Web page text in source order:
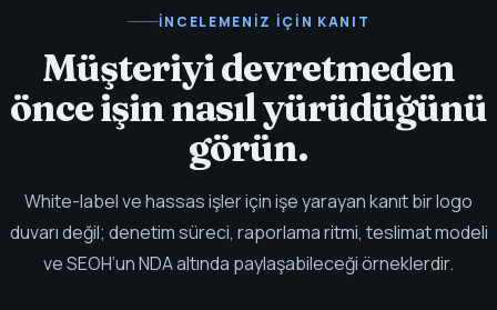
İNCELEMENIZ IÇIN KANIT
Müşteriyi devretmeden
önce işin nasıl yürüdüğünü
görün.
White-label ve hassas işler için işe yarayan kanıt bir logo
duvarı değil; denetim süreci, raporlama ritmi, teslimat modeli
ve SEOH’un NDA altında paylaşabileceği örneklerdir.